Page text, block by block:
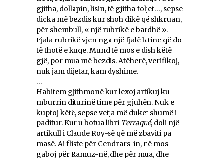
gjitha, dollapin, lisin, të gjitha foljet…, sepse
diçka më bezdis kur shoh dikë që shkruan,
për shembull, « një rubrikë e bardhë ».
Fjala rubrikë vjen nga një fjalë latine që do
të thotë e kuqe. Mund të mos e dish këtë
gjë, por mua më bezdis. Atëherë, verifikoj,
nuk jam dijetar, kam dyshime.
…
Habitem gjithmonë kur lexoj artikuj ku
mburrin diturinë time për gjuhën. Nuk e
kuptoj këtë, sepse vetja më duket shumë i
paditur. Kur u botua libri Terraqué, doli një
artikull i Claude Roy-së që më zbaviti pa
masë. Ai fliste për Cendrars-in, në mos
gaboj për Ramuz-në, dhe për mua, dhe